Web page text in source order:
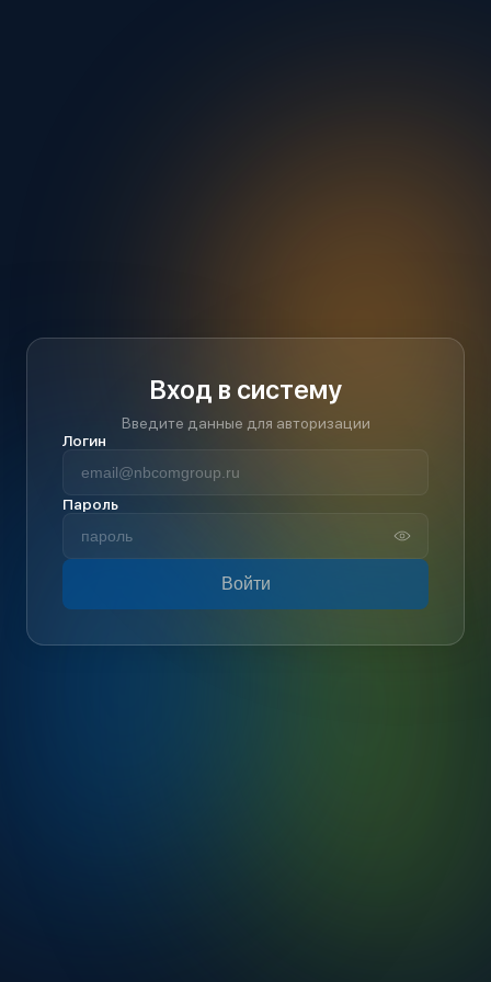
Вход в систему
Введите данные для авторизации
Логин
Пароль
Войти